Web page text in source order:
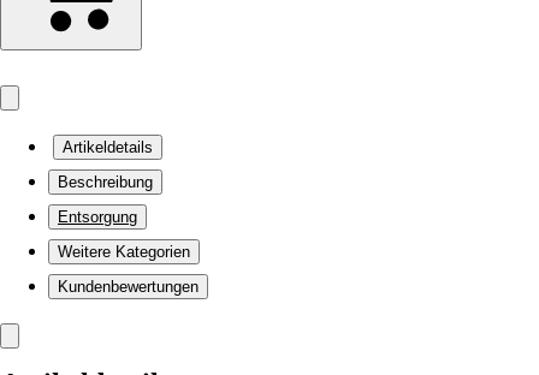
Artikeldetails
Beschreibung
Entsorgung
Weitere Kategorien
Kundenbewertungen